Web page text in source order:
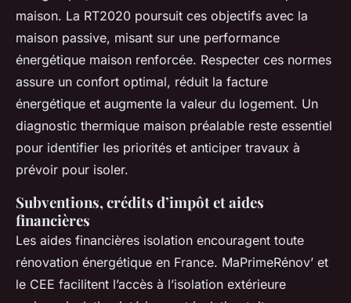
maison. La RT2020 poursuit ces objectifs avec la
maison passive, misant sur une performance
énergétique maison renforcée. Respecter ces normes
assure un confort optimal, réduit la facture
énergétique et augmente la valeur du logement. Un
diagnostic thermique maison préalable reste essentiel
pour identifier les priorités et anticiper travaux à
prévoir pour isoler.
Subventions, crédits d’impôt et aides
financières
Les aides financières isolation encouragent toute
rénovation énergétique en France. MaPrimeRénov’ et
le CEE facilitent l’accès à l’isolation extérieure